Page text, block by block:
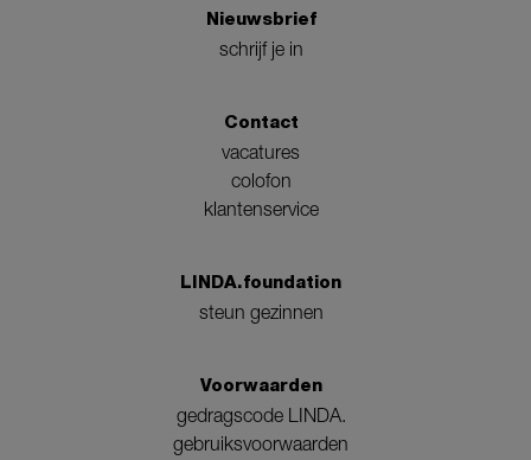
Nieuwsbrief
schrijf je in
Contact
vacatures
colofon
klantenservice
LINDA.foundation
steun gezinnen
Voorwaarden
gedragscode LINDA.
gebruiksvoorwaarden